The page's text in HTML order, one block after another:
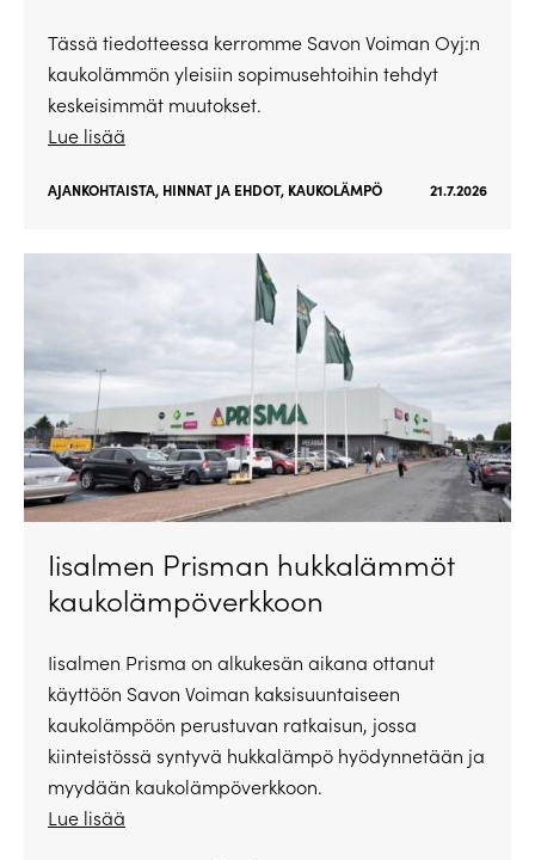
Tässä tiedotteessa kerromme Savon Voiman Oyj:n
kaukolämmön yleisiin sopimusehtoihin tehdyt
keskeisimmät muutokset.
Lue lisää
AJANKOHTAISTA, HINNAT JA EHDOT, KAUKOLÄMPÖ 21.7.2026
Iisalmen Prisman hukkalämmöt
kaukolämpöverkkoon
Iisalmen Prisma on alkukesän aikana ottanut
käyttöön Savon Voiman kaksisuuntaiseen
kaukolämpöön perustuvan ratkaisun, jossa
kiinteistössä syntyvä hukkalämpö hyödynnetään ja
myydään kaukolämpöverkkoon.
Lue lisää